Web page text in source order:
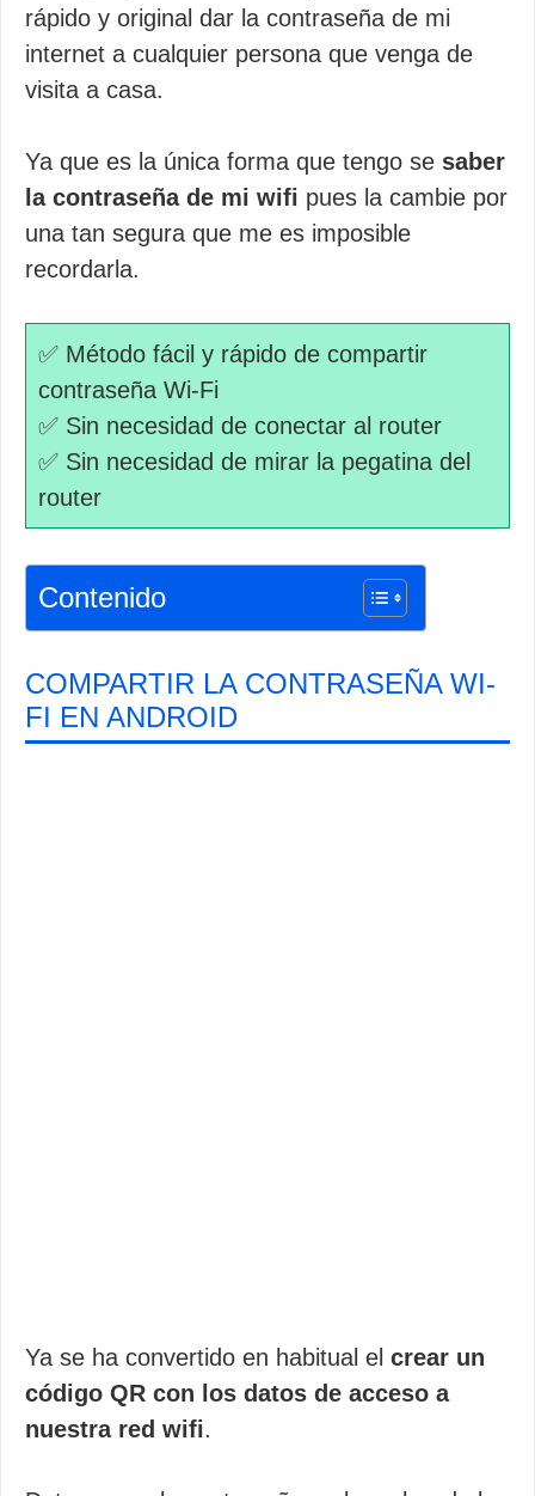
rápido y original dar la contraseña de mi
internet a cualquier persona que venga de
visita a casa.
Ya que es la única forma que tengo se saber
la contraseña de mi wifi pues la cambie por
una tan segura que me es imposible
recordarla.
✅ Método fácil y rápido de compartir
contraseña Wi-Fi
✅ Sin necesidad de conectar al router
✅ Sin necesidad de mirar la pegatina del
router
Contenido
COMPARTIR LA CONTRASEÑA WI-
FI EN ANDROID
Ya se ha convertido en habitual el crear un
código QR con los datos de acceso a
nuestra red wifi.